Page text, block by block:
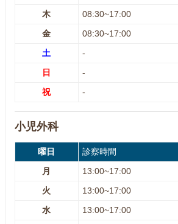
木
08:30~17:00
金
08:30~17:00
土
-
日
-
祝
-
小児外科
曜日
診察時間
月
13:00~17:00
火
13:00~17:00
水
13:00~17:00